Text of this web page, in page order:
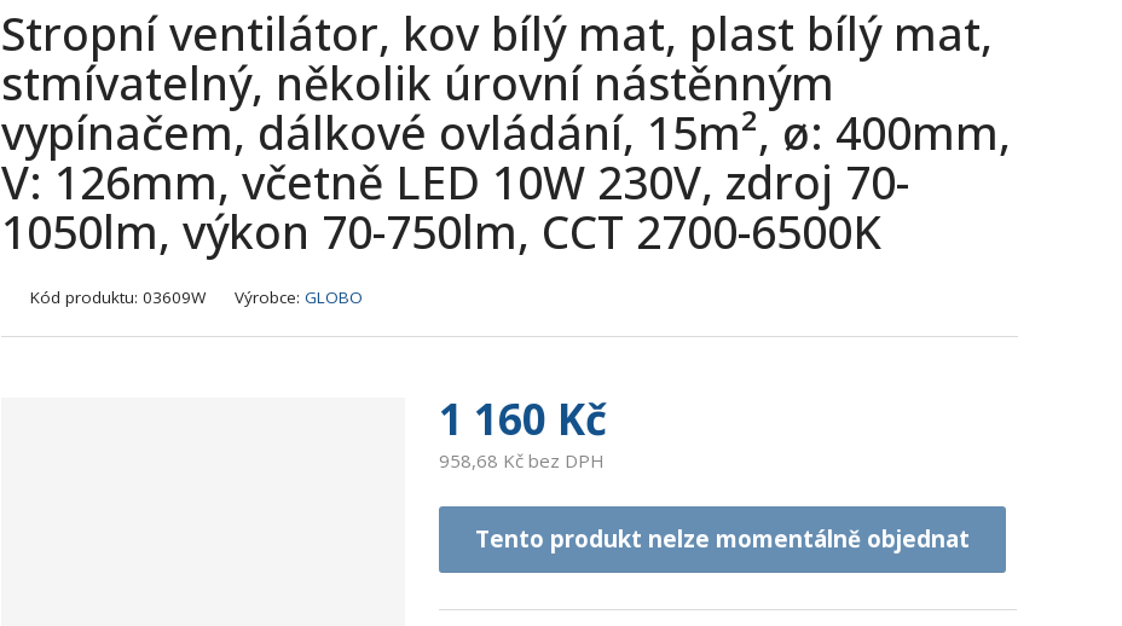
n
e
Stropní ventilátor, kov bílý mat, plast bílý mat,
stmívatelný, několik úrovní nástěnným
vypínačem, dálkové ovládání, 15m², ø: 400mm,
V: 126mm, včetně LED 10W 230V, zdroj 70-
1050lm, výkon 70-750lm, CCT 2700-6500K
Kód produktu: 03609W
K
Výrobce: GLOBO
1 160 Kč
958,68 Kč bez DPH
Tento produkt nelze momentálně objednat